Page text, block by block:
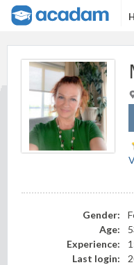
Gender:
Age:
Experience:
Last login: